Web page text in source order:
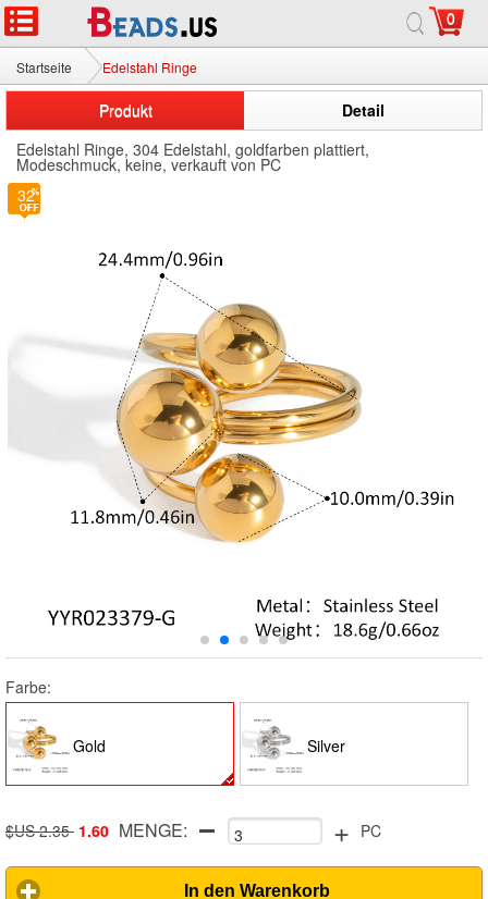
0
Startseite Edelstahl Ringe
Produkt
Detail
Edelstahl Ringe, 304 Edelstahl, goldfarben plattiert,
Modeschmuck, keine, verkauft von PC
Farbe:
Gold Silver
$US 2.35 1.60 MENGE: + PC
In den Warenkorb